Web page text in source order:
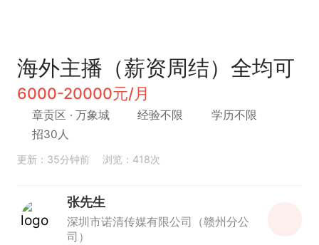
海外主播（薪资周结）全均可
6000-20000元/月
章贡区 · 万象城 经验不限
学历不限
招30人
更新：35分钟前 浏览：418次
张先生
深圳市诺清传媒有限公司（赣州分公
司）